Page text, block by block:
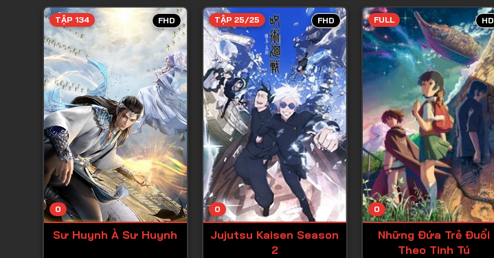
Tập 18
Tập 19
Tập 20
Tập 21
Tập 22
Tập 23
Tập 24
Tập 25
Tập 26
FHD
0
TẬP 134
Sư Huynh À Sư Huynh
FHD
0
TẬP 25/25
Jujutsu Kaisen Season
2
HD
0
FULL
Những Đứa Trẻ Đuổi
Theo Tinh Tú